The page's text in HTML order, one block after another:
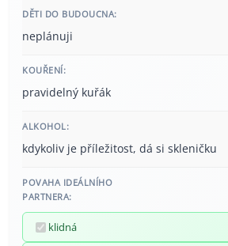
DĚTI DO BUDOUCNA:
neplánuji
KOUŘENÍ:
pravidelný kuřák
ALKOHOL:
kdykoliv je příležitost, dá si skleničku
POVAHA IDEÁLNÍHO
PARTNERA:
klidná